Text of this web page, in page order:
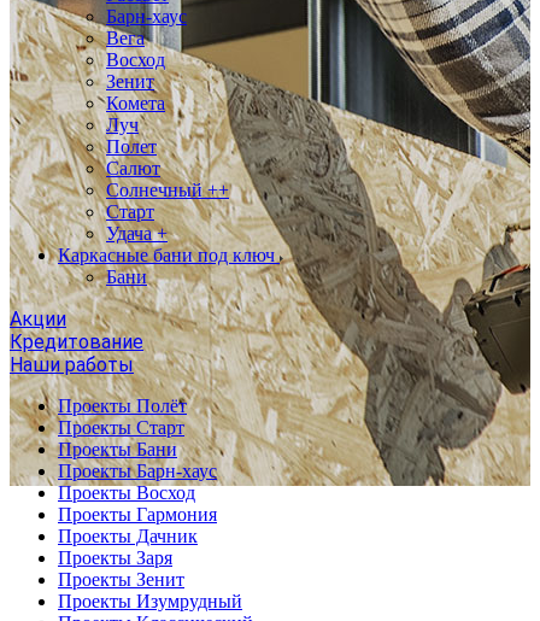
Барн-хаус
Вега
Восход
Зенит
Комета
Луч
Полет
Салют
Солнечный ++
Старт
Удача +
Каркасные бани под ключ
Бани
Акции
Кредитование
Наши работы
Проекты Полёт
Проекты Старт
Проекты Бани
Проекты Барн-хаус
Проекты Восход
Проекты Гармония
Проекты Дачник
Проекты Заря
Проекты Зенит
Проекты Изумрудный